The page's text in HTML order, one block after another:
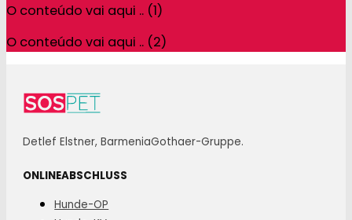
O conteúdo vai aqui .. (1)
O conteúdo vai aqui .. (2)
Detlef Elstner, BarmeniaGothaer-Gruppe.
ONLINEABSCHLUSS
Hunde-OP